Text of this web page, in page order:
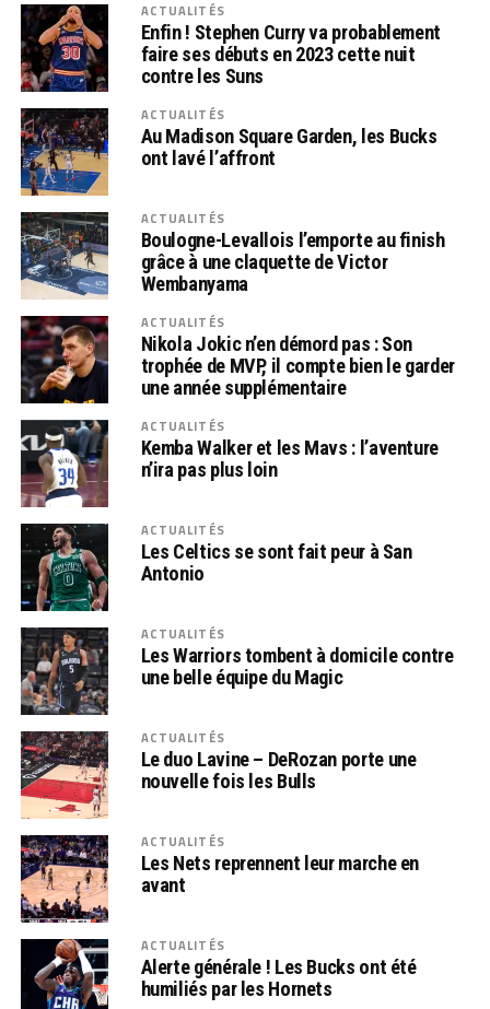
ACTUALITÉS
Enfin ! Stephen Curry va probablement
faire ses débuts en 2023 cette nuit
contre les Suns
ACTUALITÉS
Au Madison Square Garden, les Bucks
ont lavé l’affront
ACTUALITÉS
Boulogne-Levallois l’emporte au finish
grâce à une claquette de Victor
Wembanyama
ACTUALITÉS
Nikola Jokic n’en démord pas : Son
trophée de MVP, il compte bien le garder
une année supplémentaire
ACTUALITÉS
Kemba Walker et les Mavs : l’aventure
n’ira pas plus loin
ACTUALITÉS
Les Celtics se sont fait peur à San
Antonio
ACTUALITÉS
Les Warriors tombent à domicile contre
une belle équipe du Magic
ACTUALITÉS
Le duo Lavine – DeRozan porte une
nouvelle fois les Bulls
ACTUALITÉS
Les Nets reprennent leur marche en
avant
ACTUALITÉS
Alerte générale ! Les Bucks ont été
humiliés par les Hornets